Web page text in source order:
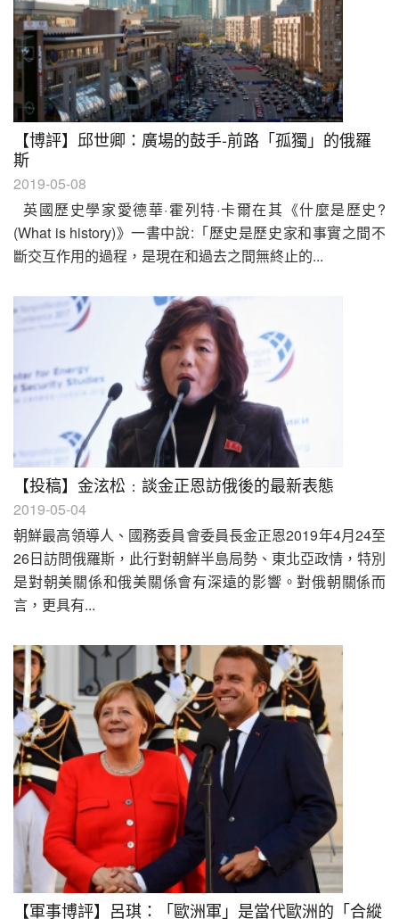
【博評】邱世卿：廣場的鼓手-前路「孤獨」的俄羅
斯
2019-05-08
英國歷史學家愛德華·霍列特·卡爾在其《什麼是歷史?
(What is history)》一書中說:「歷史是歷史家和事實之間不
斷交互作用的過程，是現在和過去之間無終止的...
【投稿】金泫松﹕談金正恩訪俄後的最新表態
2019-05-04
朝鮮最高領導人、國務委員會委員長金正恩2019年4月24至
26日訪問俄羅斯，此行對朝鮮半島局勢、東北亞政情，特別
是對朝美關係和俄美關係會有深遠的影響。對俄朝關係而
言，更具有...
【軍事博評】呂琪：「歐洲軍」是當代歐洲的「合縱